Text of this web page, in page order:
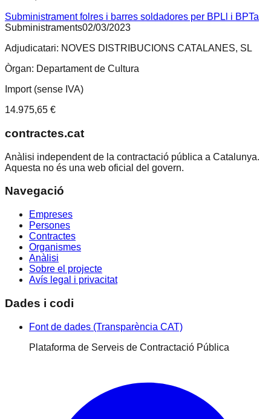
Subministrament folres i barres soldadores per BPLl i BPTa
Subministraments02/03/2023
Adjudicatari: NOVES DISTRIBUCIONS CATALANES, SL
Òrgan: Departament de Cultura
Import (sense IVA)
14.975,65 €
contractes.cat
Anàlisi independent de la contractació pública a Catalunya.
Aquesta no és una web oficial del govern.
Navegació
Empreses
Persones
Contractes
Organismes
Anàlisi
Sobre el projecte
Avís legal i privacitat
Dades i codi
Font de dades (Transparència CAT)
Plataforma de Serveis de Contractació Pública